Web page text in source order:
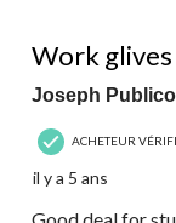
Work glives
Joseph Publico
ACHETEUR
il y a 5 ans